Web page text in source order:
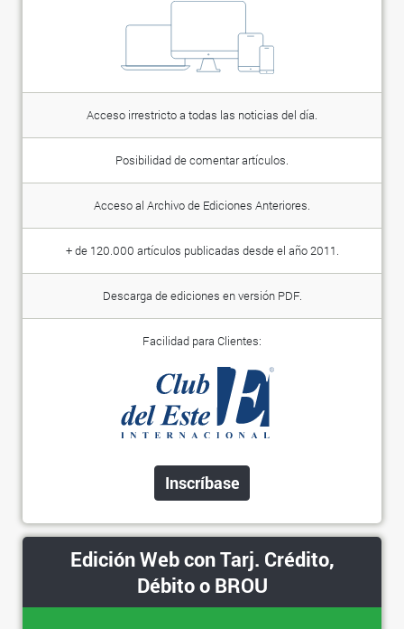
Acceso irrestricto a todas las noticias del día.
Posibilidad de comentar artículos.
Acceso al Archivo de Ediciones Anteriores.
+ de 120.000 artículos publicadas desde el año 2011.
Descarga de ediciones en versión PDF.
Facilidad para Clientes:
Inscríbase
Edición Web con Tarj. Crédito,
Débito o BROU